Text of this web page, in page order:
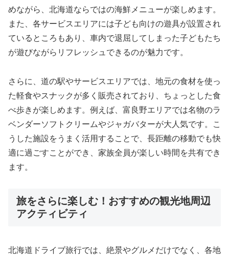
めながら、北海道ならではの海鮮メニューが楽しめます。
また、各サービスエリアには子ども向けの遊具が設置され
ているところもあり、車内で退屈してしまった子どもたち
が遊びながらリフレッシュできるのが魅力です。
さらに、道の駅やサービスエリアでは、地元の食材を使っ
た軽食やスナックが多く販売されており、ちょっとした食
べ歩きが楽しめます。例えば、富良野エリアでは名物のラ
ベンダーソフトクリームやジャガバターが大人気です。こ
うした施設をうまく活用することで、長距離の移動でも快
適に過ごすことができ、家族全員が楽しい時間を共有でき
ます。
旅をさらに楽しむ！おすすめの観光地周辺
アクティビティ
北海道ドライブ旅行では、絶景やグルメだけでなく、各地